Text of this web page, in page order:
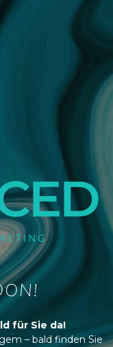
für Sie da!
– bald finden Sie